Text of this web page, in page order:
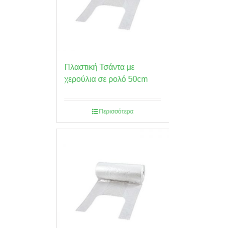
Πλαστική Τσάντα με
χερούλια σε ρολό 50cm
Περισσότερα